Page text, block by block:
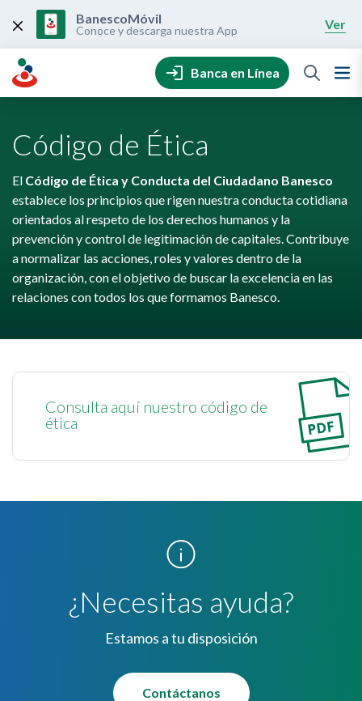
content
BanescoMóvil
Conoce y descarga nuestra App Ver
Banca en Línea
Código de Ética
El Código de Ética y Conducta del Ciudadano Banesco
establece los principios que rigen nuestra conducta cotidiana
orientados al respeto de los derechos humanos y la
prevención y control de legitimación de capitales. Contribuye
a normalizar las acciones, roles y valores dentro de la
organización, con el objetivo de buscar la excelencia en las
relaciones con todos los que formamos Banesco.
Consulta aquí nuestro código de
ética
¿Necesitas ayuda?
Estamos a tu disposición
Contáctanos